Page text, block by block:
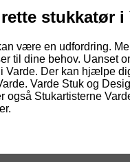
stukkatør i
være en udfordring.
til dine behov. Uanset
Varde. Der kan hjælpe
Varde Stuk og
også Stukartisterne